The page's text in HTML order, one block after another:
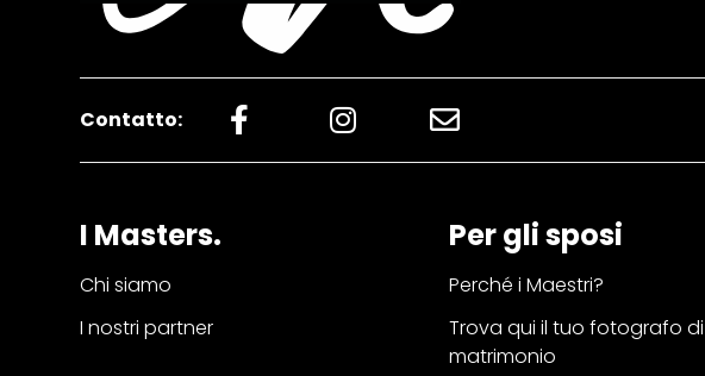
Contatto:
I Masters.
Chi siamo
I nostri partner
Per gli sposi
Perché i Maestri?
Trova qui il tuo fotografo di
matrimonio